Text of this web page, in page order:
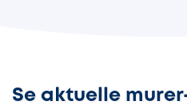
Se aktuelle